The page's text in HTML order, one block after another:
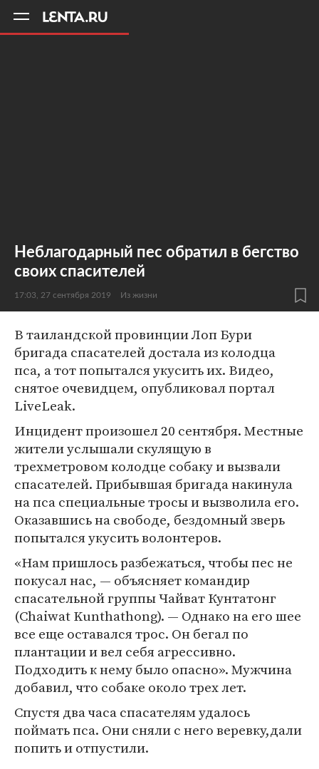
Неблагодарный пес обратил в бегство
своих спасителей
17:03, 27 сентября 2019 Из жизни
В таиландской провинции Лоп Бури
бригада спасателей достала из колодца
пса, а тот попытался укусить их. Видео,
снятое очевидцем, опубликовал портал
LiveLeak.
Инцидент произошел 20 сентября. Местные
жители услышали скулящую в
трехметровом колодце собаку и вызвали
спасателей. Прибывшая бригада накинула
на пса специальные тросы и вызволила его.
Оказавшись на свободе, бездомный зверь
попытался укусить волонтеров.
«Нам пришлось разбежаться, чтобы пес не
покусал нас, — объясняет командир
спасательной группы Чайват Кунтатонг
(Chaiwat Kunthathong). — Однако на его шее
все еще оставался трос. Он бегал по
плантации и вел себя агрессивно.
Подходить к нему было опасно». Мужчина
добавил, что собаке около трех лет.
Спустя два часа спасателям удалось
поймать пса. Они сняли с него веревку,дали
попить и отпустили.